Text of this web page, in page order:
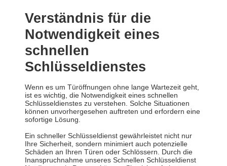
Verständnis für die
Notwendigkeit eines
schnellen
Schlüsseldienstes
Wenn es um Türöffnungen ohne lange Wartezeit geht,
ist es wichtig, die Notwendigkeit eines schnellen
Schlüsseldienstes zu verstehen. Solche Situationen
können unvorhergesehen auftreten und erfordern eine
sofortige Lösung.
Ein schneller Schlüsseldienst gewährleistet nicht nur
Ihre Sicherheit, sondern minimiert auch potenzielle
Schäden an Ihren Türen oder Schlössern. Durch die
Inanspruchnahme unseres Schnellen Schlüsseldienst